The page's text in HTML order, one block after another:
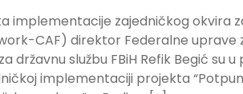
implementacije zajedničkog okvira
CAF) direktor Federalne uprave
državnu službu FBiH Refik Begić su
implementaciji projekta